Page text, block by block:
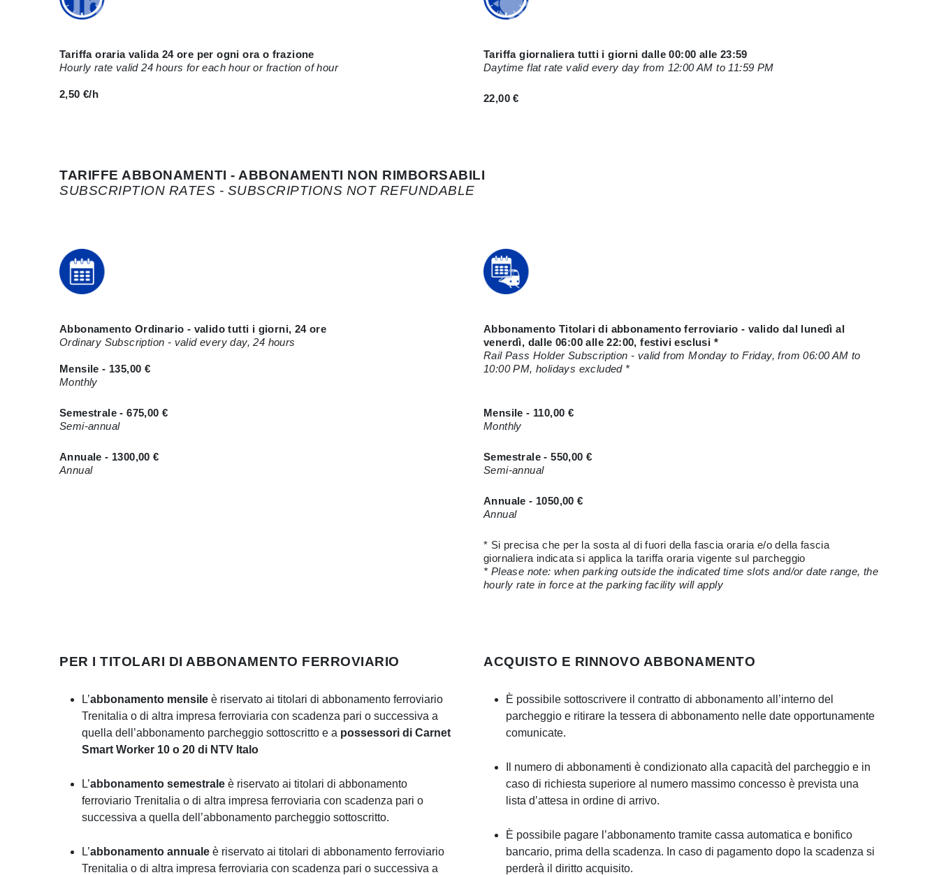
Tariffa oraria valida 24 ore per ogni ora o frazione
Hourly rate valid 24 hours for each hour or fraction of hour
2,50 €/h
Tariffa giornaliera tutti i giorni dalle 00:00 alle 23:59
Daytime flat rate valid every day from 12:00 AM to 11:59 PM
22,00 €
TARIFFE ABBONAMENTI - ABBONAMENTI NON RIMBORSABILI
SUBSCRIPTION RATES - SUBSCRIPTIONS NOT REFUNDABLE
Abbonamento Ordinario - valido tutti i giorni, 24 ore
Ordinary Subscription - valid every day, 24 hours
Mensile - 135,00 €
Monthly
Semestrale - 675,00 €
Semi-annual
Annuale - 1300,00 €
Annual
Abbonamento Titolari di abbonamento ferroviario - valido dal lunedì al
venerdì, dalle 06:00 alle 22:00, festivi esclusi *
Rail Pass Holder Subscription - valid from Monday to Friday, from 06:00 AM to
10:00 PM, holidays excluded *
Mensile - 110,00 €
Monthly
Semestrale - 550,00 €
Semi-annual
Annuale - 1050,00 €
Annual
* Si precisa che per la sosta al di fuori della fascia oraria e/o della fascia
giornaliera indicata si applica la tariffa oraria vigente sul parcheggio
* Please note: when parking outside the indicated time slots and/or date range, the
hourly rate in force at the parking facility will apply
PER I TITOLARI DI ABBONAMENTO FERROVIARIO
L’abbonamento mensile è riservato ai titolari di abbonamento ferroviario
Trenitalia o di altra impresa ferroviaria con scadenza pari o successiva a
quella dell’abbonamento parcheggio sottoscritto e a possessori di Carnet
Smart Worker 10 o 20 di NTV Italo
L’abbonamento semestrale è riservato ai titolari di abbonamento
ferroviario Trenitalia o di altra impresa ferroviaria con scadenza pari o
successiva a quella dell’abbonamento parcheggio sottoscritto.
L’abbonamento annuale è riservato ai titolari di abbonamento ferroviario
Trenitalia o di altra impresa ferroviaria con scadenza pari o successiva a
ACQUISTO E RINNOVO ABBONAMENTO
È possibile sottoscrivere il contratto di abbonamento all’interno del
parcheggio e ritirare la tessera di abbonamento nelle date opportunamente
comunicate.
Il numero di abbonamenti è condizionato alla capacità del parcheggio e in
caso di richiesta superiore al numero massimo concesso è prevista una
lista d’attesa in ordine di arrivo.
È possibile pagare l’abbonamento tramite cassa automatica e bonifico
bancario, prima della scadenza. In caso di pagamento dopo la scadenza si
perderà il diritto acquisito.